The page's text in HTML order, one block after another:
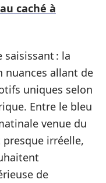
caché à
saisissant : la
nuances allant de
uniques selon
Entre le bleu
venue du
presque irréelle,
de